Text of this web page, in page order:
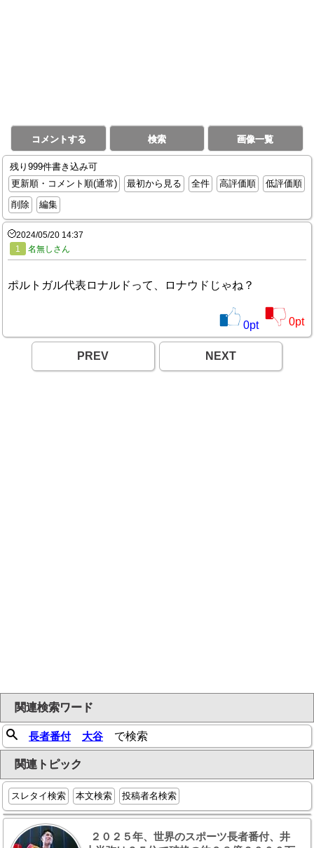
コメントする 検索 画像一覧
残り999件書き込み可
更新順・コメント順(通常)
最初から見る 全件 高評価順
低評価順
削除
編集
2024/05/20 14:37
1
名無しさん
ポルトガル代表ロナルドって、ロナウドじゃね？
0pt 0pt
PREV NEXT
関連検索ワード
長者番付 大谷 で検索
関連トピック
スレタイ検索 本文検索 投稿者名検索
２０２５年、世界のスポーツ長者番付、井